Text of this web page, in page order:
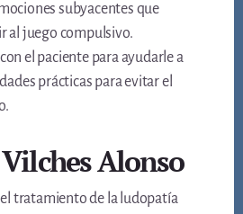
subyacentes que
al juego compulsivo.
el paciente para ayudarle a
prácticas para evitar el
Alonso
el tratamiento de la ludopatía